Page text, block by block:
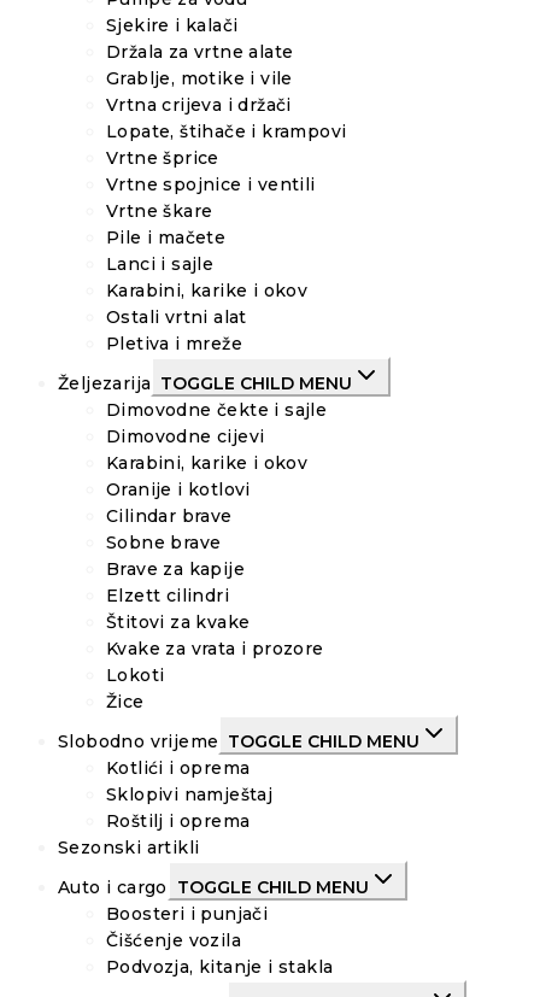
Sjekire i kalači
Držala za vrtne alate
Grablje, motike i vile
Vrtna crijeva i držači
Lopate, štihače i krampovi
Vrtne šprice
Vrtne spojnice i ventili
Vrtne škare
Pile i mačete
Lanci i sajle
Karabini, karike i okov
Ostali vrtni alat
Pletiva i mreže
Željezarija TOGGLE CHILD MENU
Dimovodne čekte i sajle
Dimovodne cijevi
Karabini, karike i okov
Oranije i kotlovi
Cilindar brave
Sobne brave
Brave za kapije
Elzett cilindri
Štitovi za kvake
Kvake za vrata i prozore
Lokoti
Žice
Slobodno vrijeme TOGGLE CHILD MENU
Kotlići i oprema
Sklopivi namještaj
Roštilj i oprema
Sezonski artikli
Auto i cargo
TOGGLE CHILD MENU
Boosteri i punjači
Čišćenje vozila
Podvozja, kitanje i stakla